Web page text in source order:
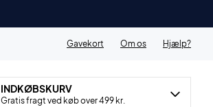
Gavekort Om os Hjælp?
INDKØBSKURV
Gratis fragt ved køb over 499 kr.